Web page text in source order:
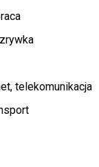
telekomunikacja